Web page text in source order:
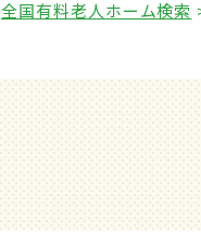
全国有料老人ホーム検索